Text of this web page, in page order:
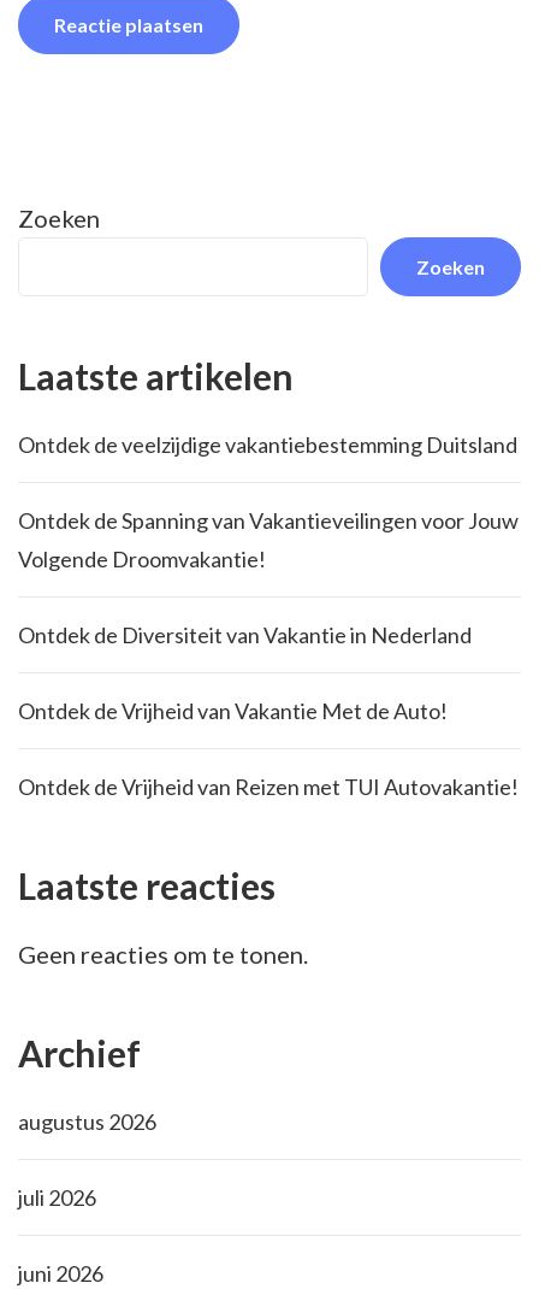
Zoeken
Zoeken
Laatste artikelen
Ontdek de veelzijdige vakantiebestemming Duitsland
Ontdek de Spanning van Vakantieveilingen voor Jouw
Volgende Droomvakantie!
Ontdek de Diversiteit van Vakantie in Nederland
Ontdek de Vrijheid van Vakantie Met de Auto!
Ontdek de Vrijheid van Reizen met TUI Autovakantie!
Laatste reacties
Geen reacties om te tonen.
Archief
augustus 2026
juli 2026
juni 2026